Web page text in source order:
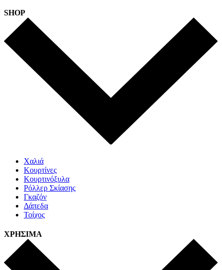
SHOP
Χαλιά
Κουρτίνες
Κουρτινόξυλα
Ρόλλερ Σκίασης
Γκαζόν
Δάπεδα
Τοίχος
ΧΡΗΣΙΜΑ